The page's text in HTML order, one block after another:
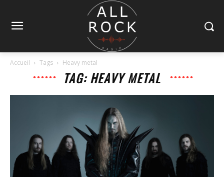
Accueil Tags Heavy metal
TAG: HEAVY METAL